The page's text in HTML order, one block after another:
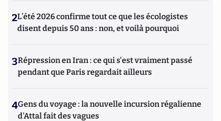
2L’été 2026 confirme tout ce que les écologistes
disent depuis 50 ans : non, et voilà pourquoi
3Répression en Iran : ce qui s'est vraiment passé
pendant que Paris regardait ailleurs
4Gens du voyage : la nouvelle incursion régalienne
d'Attal fait des vagues